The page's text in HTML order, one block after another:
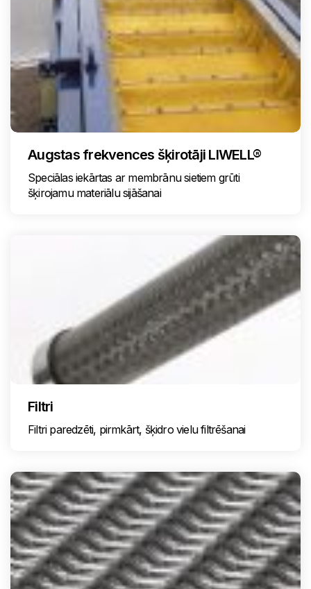
Augstas frekvences šķirotāji LIWELL®
Speciālas iekārtas ar membrānu sietiem grūti
šķirojamu materiālu sijāšanai
Filtri
Filtri paredzēti, pirmkārt, šķidro vielu filtrēšanai